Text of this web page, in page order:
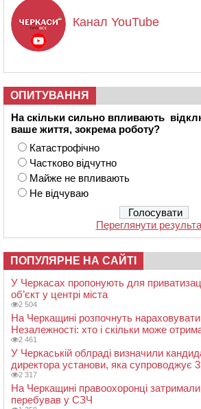
Канал YouTube
ОПИТУВАННЯ
На скільки сильно впливають
ваше життя, зокрема роботу?
Катастрофічно
Частково відчутно
Майже не впливають
Не відчуваю
Переглянути
ПОПУЛЯРНЕ НА САЙТІ
У Черкасах пропонують для
об’єкт у центрі міста
2 504
На Черкащині розпочнуть
Незалежності: хто і скільки може
2 461
У Черкаській облраді визначили
директора установи, яка супроводжує
2 317
На Черкащині правоохоронці затримали
перебував у СЗЧ